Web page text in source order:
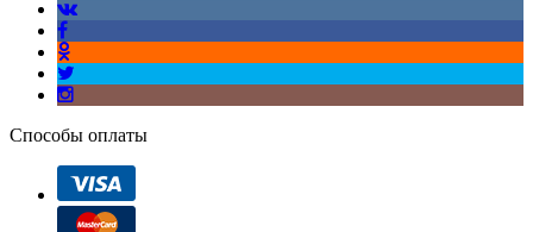
Способы оплаты